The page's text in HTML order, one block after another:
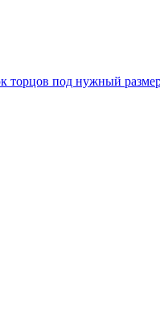
торцов под нужный